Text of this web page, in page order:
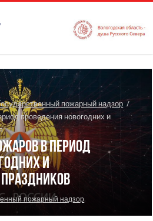
пожарный надзор /
проведения новогодних и
в период
и
пожарный надзор